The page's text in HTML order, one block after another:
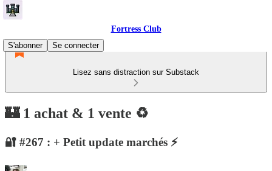
Fortress Club
S'abonner
Se connecter
Lisez sans distraction sur Substack
🏰 1 achat & 1 vente ♻️
🔐 #267 : + Petit update marchés ⚡️